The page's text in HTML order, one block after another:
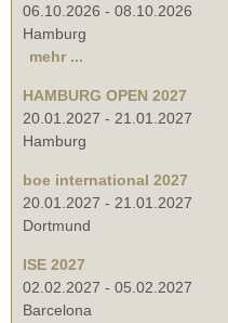
06.10.2026 - 08.10.2026
Hamburg
mehr ...
HAMBURG OPEN 2027
20.01.2027 - 21.01.2027
Hamburg
boe international 2027
20.01.2027 - 21.01.2027
Dortmund
ISE 2027
02.02.2027 - 05.02.2027
Barcelona